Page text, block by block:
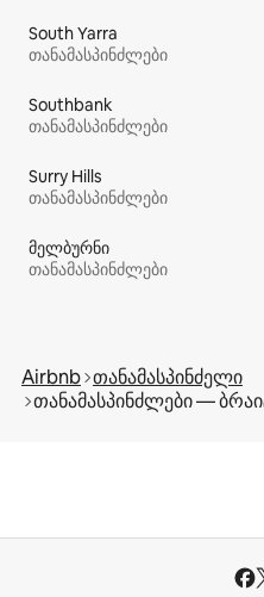
South Yarra
თანამასპინძლები
Southbank
თანამასპინძლები
Surry Hills
თანამასპინძლები
მელბურნი
თანამასპინძლები
Airbnb თანამასპინძელი
თანამასპინძლები —